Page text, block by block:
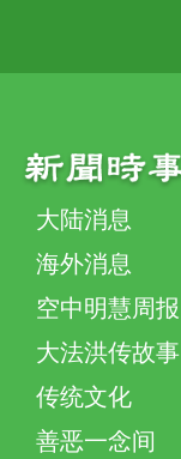
大陆消息
海外消息
空中明慧周报
大法洪传故事
传统文化
善恶一念间